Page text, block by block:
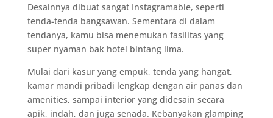
Desainnya dibuat sangat Instagramable, seperti
tenda-tenda bangsawan. Sementara di dalam
tendanya, kamu bisa menemukan fasilitas yang
super nyaman bak hotel bintang lima.
Mulai dari kasur yang empuk, tenda yang hangat,
kamar mandi pribadi lengkap dengan air panas dan
amenities, sampai interior yang didesain secara
apik, indah, dan juga senada. Kebanyakan glamping